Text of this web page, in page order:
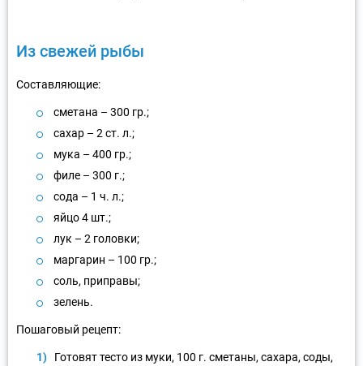
Из свежей рыбы
Составляющие:
сметана – 300 гр.;
сахар – 2 ст. л.;
мука – 400 гр.;
филе – 300 г.;
сода – 1 ч. л.;
яйцо 4 шт.;
лук – 2 головки;
маргарин – 100 гр.;
соль, приправы;
зелень.
Пошаговый рецепт:
Готовят тесто из муки, 100 г. сметаны, сахара, соды,